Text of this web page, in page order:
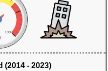
100
(2014 - 2023)